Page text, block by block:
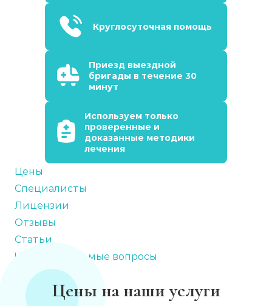
Круглосуточная помощь
Приезд выездной
бригады в течение 30
минут
Используем только
проверенные и
доказанные методики
лечения
Цены
Специалисты
Лицензии
Отзывы
Статьи
Часто задаваемые вопросы
Цены на наши услуги